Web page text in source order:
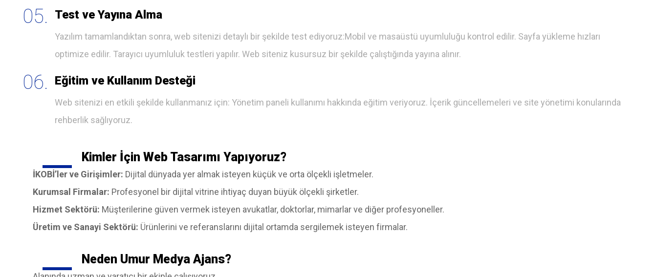
05. Test ve Yayına Alma
Yazılım tamamlandıktan sonra, web sitenizi detaylı bir şekilde test ediyoruz:Mobil ve masaüstü uyumluluğu kontrol edilir. Sayfa yükleme hızları
optimize edilir. Tarayıcı uyumluluk testleri yapılır. Web siteniz kusursuz bir şekilde çalıştığında yayına alınır.
06. Eğitim ve Kullanım Desteği
Web sitenizi en etkili şekilde kullanmanız için: Yönetim paneli kullanımı hakkında eğitim veriyoruz. İçerik güncellemeleri ve site yönetimi konularında
rehberlik sağlıyoruz.
Kimler İçin Web Tasarımı Yapıyoruz?
İKOBİ’ler ve Girişimler: Dijital dünyada yer almak isteyen küçük ve orta ölçekli işletmeler.
Kurumsal Firmalar: Profesyonel bir dijital vitrine ihtiyaç duyan büyük ölçekli şirketler.
Hizmet Sektörü: Müşterilerine güven vermek isteyen avukatlar, doktorlar, mimarlar ve diğer profesyoneller.
Üretim ve Sanayi Sektörü: Ürünlerini ve referanslarını dijital ortamda sergilemek isteyen firmalar.
Neden Umur Medya Ajans?